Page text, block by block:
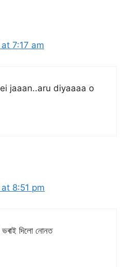
7:17 am
jaaan..aru diyaaaa o
8:51 pm
দিলো নোনত